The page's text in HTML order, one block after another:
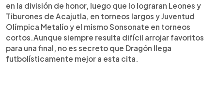
en la división de honor, luego que lo lograran Leones y
Tiburones de Acajutla, en torneos largos y Juventud
Olímpica Metalío y el mismo Sonsonate en torneos
cortos.Aunque siempre resulta difícil arrojar favoritos
para una final, no es secreto que Dragón llega
futbolísticamente mejor a esta cita.